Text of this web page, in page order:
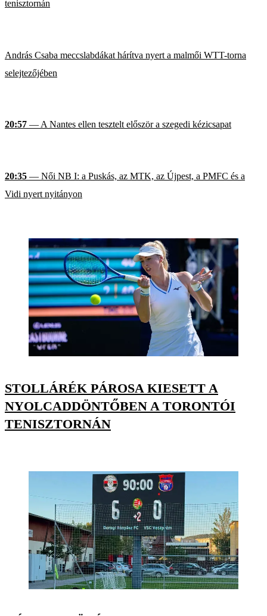
tenisztornán
András Csaba meccslabdákat hárítva nyert a malmői WTT-torna
selejtezőjében
20:57 — A Nantes ellen tesztelt először a szegedi kézicsapat
20:35 — Női NB I: a Puskás, az MTK, az Újpest, a PMFC és a
Vidi nyert nyitányon
STOLLÁRÉK PÁROSA KIESETT A
NYOLCADDÖNTŐBEN A TORONTÓI
TENISZTORNÁN